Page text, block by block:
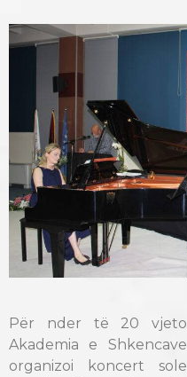
Për nder të 20
Akademia e
organizoi koncert